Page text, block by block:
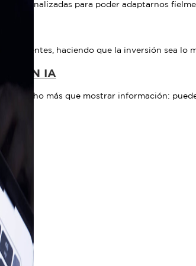
personalizadas para poder adaptarnos
de clientes, haciendo que la inversión sea lo
CON IA
mucho más que mostrar información: